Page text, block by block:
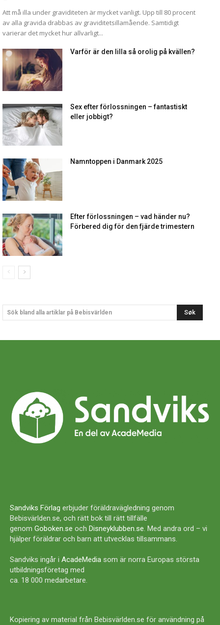
Att må illa under graviditeten är mycket vanligt. Upp till 80 procent
av alla gravida drabbas av graviditetsillamående. Samtidigt
varierar det mycket hur allvarligt...
Varför är den lilla så orolig på kvällen?
Sex efter förlossningen – fantastiskt
eller jobbigt?
Namntoppen i Danmark 2025
Efter förlossningen – vad händer nu?
Förbered dig för den fjärde trimestern
Sök bland alla artiklar på Bebisvärlden Søk
Sandviks Förlag erbjuder föräldravägledning genom
Bebisvärlden.se, och rätt bok till rätt tillfälle
genom Goboken.se och Disneyklubben.se. Med andra ord – vi
hjälper föräldrar och barn att utvecklas tillsammans.
Sandviks ingår i AcadeMedia som är norra Europas största
utbildningsföretag med
ca. 18 000 medarbetare.
Kopiering av material från Bebisvärlden.se för användning på